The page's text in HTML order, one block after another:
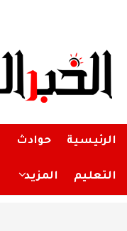
الرئيسية حوادث
التعليم المزيد